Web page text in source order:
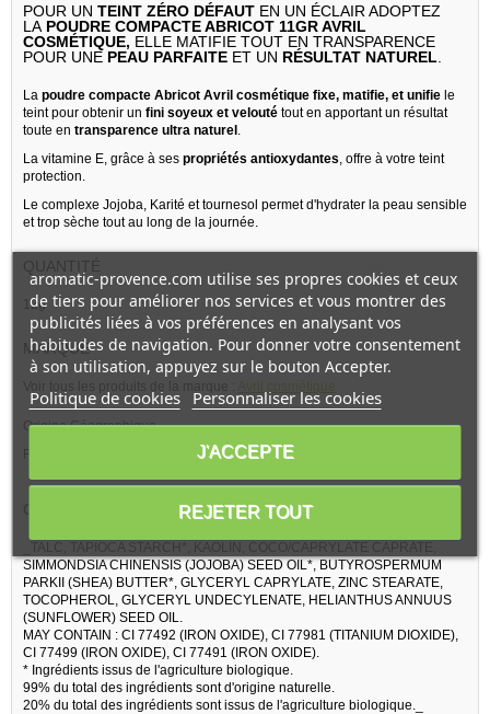
POUR UN TEINT ZÉRO DÉFAUT EN UN ÉCLAIR ADOPTEZ
LA POUDRE COMPACTE ABRICOT 11GR AVRIL
COSMÉTIQUE, ELLE MATIFIE TOUT EN TRANSPARENCE
POUR UNE PEAU PARFAITE ET UN RÉSULTAT NATUREL
La poudre compacte Abricot Avril cosmétique fixe, matifie, et unifie le
teint pour obtenir un fini soyeux et velouté tout en apportant un résultat
toute en transparence ultra naturel.
La vitamine E, grâce à ses propriétés antioxydantes, offre à votre teint
protection.
Le complexe Jojoba, Karité et tournesol permet d'hydrater la peau sensible
et trop sèche tout au long de la journée.
QUANTITÉ
12g
MARQUE
Voir tous les produits de la marque : Avril cosmétique
Origine Géographique
Fabriqué en France
COMPOSITION
_TALC, TAPIOCA STARCH*, KAOLIN, COCO/CAPRYLATE CAPRATE,
SIMMONDSIA CHINENSIS (JOJOBA) SEED OIL*, BUTYROSPERMUM
PARKII (SHEA) BUTTER*, GLYCERYL CAPRYLATE, ZINC STEARATE,
TOCOPHEROL, GLYCERYL UNDECYLENATE, HELIANTHUS ANNUUS
(SUNFLOWER) SEED OIL.
MAY CONTAIN : CI 77492 (IRON OXIDE), CI 77981 (TITANIUM DIOXIDE),
CI 77499 (IRON OXIDE), CI 77491 (IRON OXIDE).
* Ingrédients issus de l'agriculture biologique.
99% du total des ingrédients sont d'origine naturelle.
20% du total des ingrédients sont issus de l'agriculture biologique._
aromatic-provence.com utilise ses propres cookies et ceux
de tiers pour améliorer nos services et vous montrer des
publicités liées à vos préférences en analysant vos
habitudes de navigation. Pour donner votre consentement
à son utilisation, appuyez sur le bouton Accepter.
Politique de cookies Personnaliser les cookies
REJETER TOUT
J'ACCEPTE